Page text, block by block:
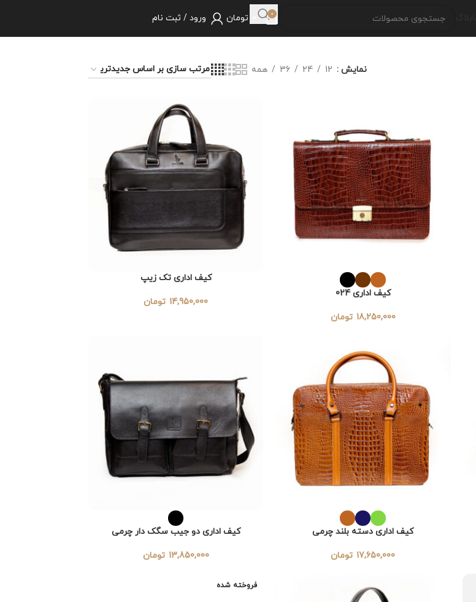
0 تومان ورود / ثبت نام
نمایش 12
24
36 همه
کیف اداری 024
18,250,000 تومان
کیف اداری تک زیپ
14,950,000 تومان
کیف اداری دسته بلند چرمی
17,650,000 تومان
کیف اداری دو جیب سگک دار چرمی
13,850,000 تومان
فروخته شده